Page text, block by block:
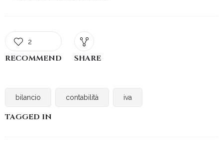
2
RECOMMEND SHARE
bilancio contabilità iva
TAGGED IN